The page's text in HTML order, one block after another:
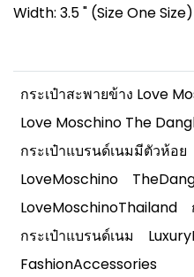
Width: 3.5 " (Size One Size)
กระเป๋าสะพายข้าง Love
Love Moschino The
กระเป๋าแบรนด์เนมมีตัวห้อย
LoveMoschino
LoveMoschinoThailand
กระเป๋าแบรนด์เนม
FashionAccessories